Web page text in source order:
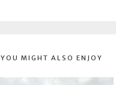
YOU MIGHT ALSO ENJOY